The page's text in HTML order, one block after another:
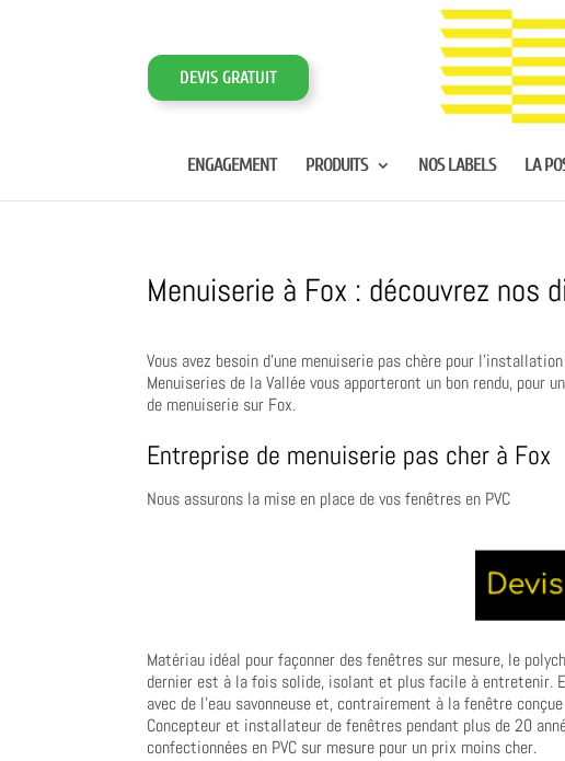
DEVIS GRATUIT
ENGAGEMENT PRODUITS NOS LABELS LA
Menuiserie à Fox : découvrez nos
Vous avez besoin d’une menuiserie pas chère pour
Menuiseries de la Vallée vous apporteront un bon rendu,
de menuiserie sur Fox.
Entreprise de menuiserie pas cher à Fox
Nous assurons la mise en place de vos fenêtres en PVC
Matériau idéal pour façonner des fenêtres sur mesure, le
dernier est à la fois solide, isolant et plus facile à entretenir.
avec de l’eau savonneuse et, contrairement à la fenêtre
Concepteur et installateur de fenêtres pendant plus de 20
confectionnées en PVC sur mesure pour un prix moins cher.